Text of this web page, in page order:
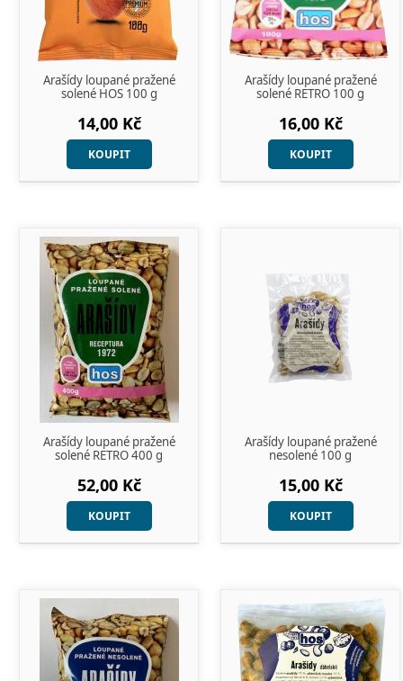
Arašídy loupané pražené
solené HOS 100 g
14,00 Kč
KOUPIT
Arašídy loupané pražené
solené RETRO 100 g
16,00 Kč
KOUPIT
Arašídy loupané pražené
solené RETRO 400 g
52,00 Kč
KOUPIT
Arašídy loupané pražené
nesolené 100 g
15,00 Kč
KOUPIT